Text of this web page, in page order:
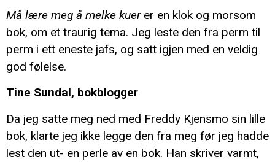
Må lære meg å melke kuerer en klok og morsom
bok, om et traurig tema. Jeg leste den fra perm til
perm i ett eneste jafs, og satt igjen med en veldig
god følelse.
Tine Sundal, bokblogger
Da jeg satte meg ned med Freddy Kjensmo sin lille
bok, klarte jeg ikke legge den fra meg før jeg hadde
lest den ut- en perle av en bok. Han skriver varmt,